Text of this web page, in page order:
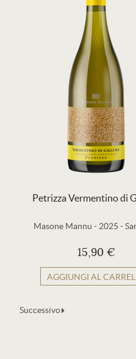
Petrizza Vermentino di
Masone Mannu - 2025 -
15,90 €
AGGIUNGI AL
Successivo